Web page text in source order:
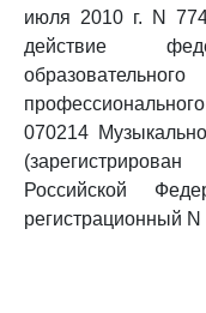
июля 2010 г. N
действие
070214
Российской
регистрационный N